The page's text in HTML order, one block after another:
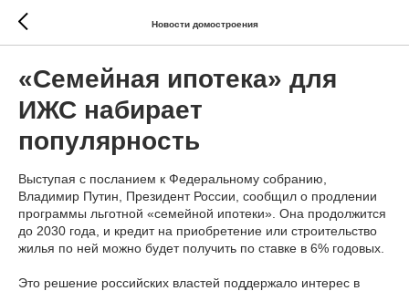
Новости домостроения
«Семейная ипотека» для
ИЖС набирает
популярность
Выступая с посланием к Федеральному собранию,
Владимир Путин, Президент России, сообщил о продлении
программы льготной «семейной ипотеки». Она продолжится
до 2030 года, и кредит на приобретение или строительство
жилья по ней можно будет получить по ставке в 6% годовых.
Это решение российских властей поддержало интерес в